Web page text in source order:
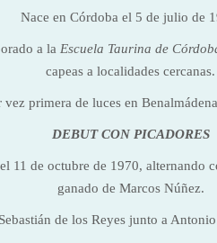
Nace en Córdoba el 5 de julio de
a la Escuela Taurina de
capeas a localidades cercanas.
vez primera de luces en
DEBUT CON PICADORES
11 de octubre de 1970, alternando
ganado de Marcos Núñez.
de los Reyes junto a